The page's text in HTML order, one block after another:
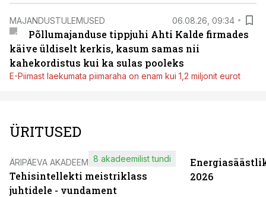
MAJANDUSTULEMUSED 06.08.26, 09:34
Põllumajanduse tippjuhi Ahti Kalde firmades
käive üldiselt kerkis, kasum samas nii
kahekordistus kui ka sulas pooleks
E-Piimast laekumata piimaraha on enam kui 1,2 miljonit eurot
ÜRITUSED
ÄRIPÄEVA AKADEEMIA
Tehisintellekti meistriklass
juhtidele - vundament
8 akadeemilist tundi
2026